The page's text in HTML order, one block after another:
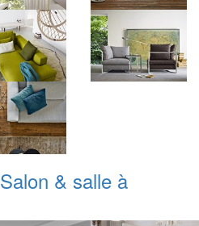
Salon & salle à